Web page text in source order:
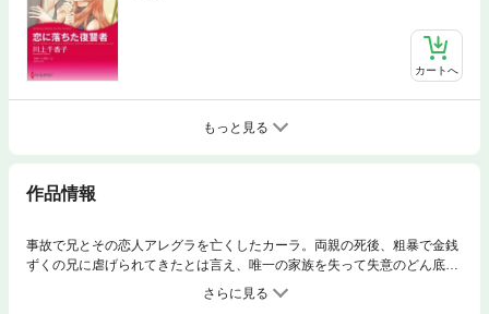
カートへ
もっと見る
作品情報
事故で兄とその恋人アレグラを亡くしたカーラ。両親の死後、粗暴で金銭
ずくの兄に虐げられてきたとは言え、唯一の家族を失って失意のどん底
に。すべて忘れて故郷ダブリンに帰ろうと決意した夜、仕事先のバーで声
をかけられる。黒髪に浅黒い肌をした優雅な男性。これまで恋人もいなか